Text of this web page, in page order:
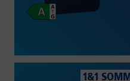
1&1